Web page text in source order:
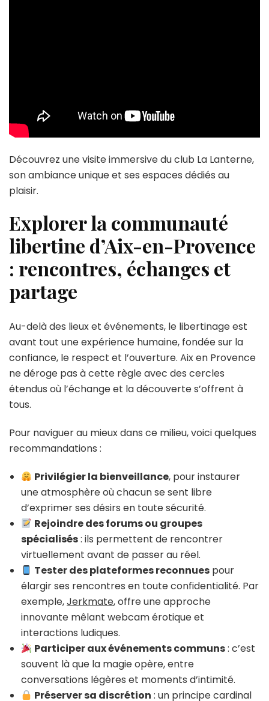
Découvrez une visite immersive du club La Lanterne,
son ambiance unique et ses espaces dédiés au
plaisir.
Explorer la communauté
libertine d’Aix-en-Provence
: rencontres, échanges et
partage
Au-delà des lieux et événements, le libertinage est
avant tout une expérience humaine, fondée sur la
confiance, le respect et l’ouverture. Aix en Provence
ne déroge pas à cette règle avec des cercles
étendus où l’échange et la découverte s’offrent à
tous.
Pour naviguer au mieux dans ce milieu, voici quelques
recommandations :
Privilégier la bienveillance, pour instaurer
une atmosphère où chacun se sent libre
d’exprimer ses désirs en toute sécurité.
Rejoindre des forums ou groupes
spécialisés: ils permettent de rencontrer
virtuellement avant de passer au réel.
Tester des plateformes reconnues pour
élargir ses rencontres en toute confidentialité. Par
exemple,Jerkmate, offre une approche
innovante mêlant webcam érotique et
interactions ludiques.
Participer aux événements communs: c’est
souvent là que la magie opère, entre
conversations légères et moments d’intimité.
Préserver sa discrétion : un principe cardinal